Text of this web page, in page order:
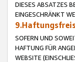
DIESES ABSATZES
EINGESCHRÄNKT
SOFERN UND
HAFTUNG FÜR
WEBSITE